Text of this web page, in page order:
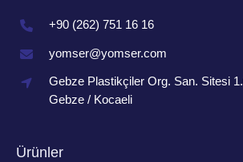
+90 (262) 751 16 16
yomser@yomser.com
Gebze Plastikçiler Org. San. Sitesi
Gebze / Kocaeli
Ürünler